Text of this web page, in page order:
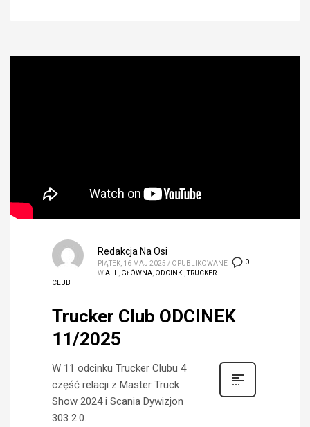
0
Redakcja Na Osi
PIĄTEK, 16 MAJ 2025 / OPUBLIKOWANE
WALL, GŁÓWNA, ODCINKI ,TRUCKER
CLUB
Trucker Club ODCINEK
11/2025
W 11 odcinku Trucker Clubu 4
część relacji z Master Truck
Show 2024 i Scania Dywizjon
303 2.0.